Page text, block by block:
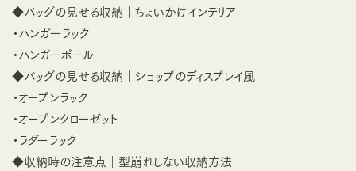
◆バッグの見せる収納｜ちょいかけインテリア
・ハンガーラック
・ハンガーポール
◆バッグの見せる収納｜ショップのディスプレイ風
・オープンラック
・オープンクローゼット
・ラダーラック
◆収納時の注意点｜型崩れしない収納方法